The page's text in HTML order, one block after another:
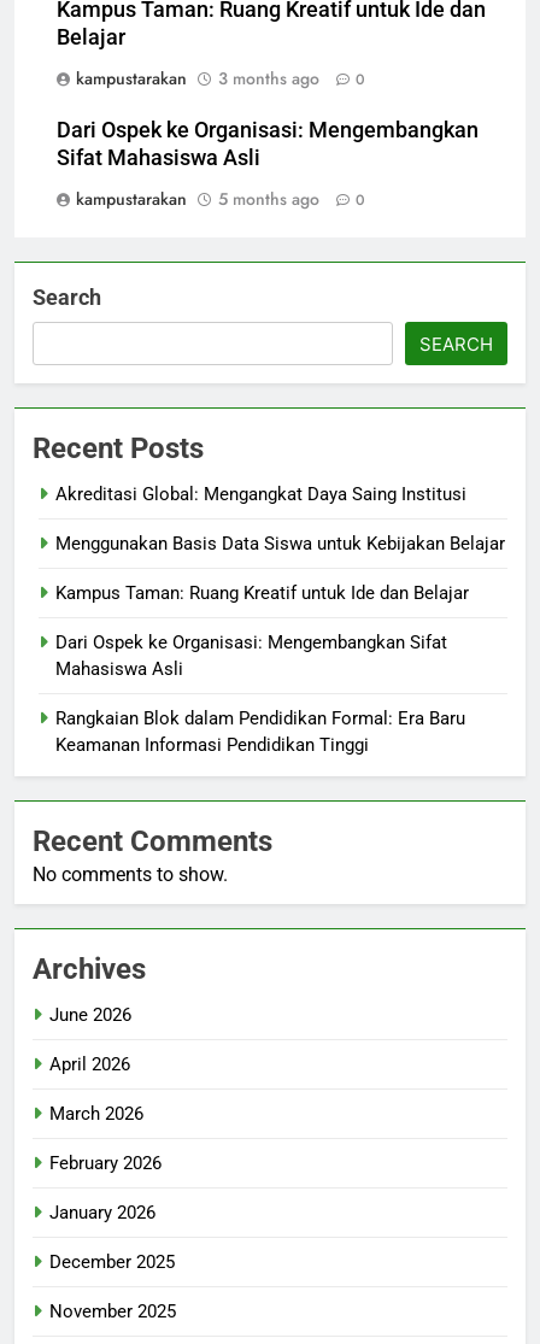
Kampus Taman: Ruang Kreatif untuk Ide dan
Belajar
kampustarakan
3 months ago 0
Dari Ospek ke Organisasi: Mengembangkan
Sifat Mahasiswa Asli
kampustarakan
5 months ago 0
Search
SEARCH
Recent Posts
Akreditasi Global: Mengangkat Daya Saing Institusi
Menggunakan Basis Data Siswa untuk Kebijakan Belajar
Kampus Taman: Ruang Kreatif untuk Ide dan Belajar
Dari Ospek ke Organisasi: Mengembangkan Sifat
Mahasiswa Asli
Rangkaian Blok dalam Pendidikan Formal: Era Baru
Keamanan Informasi Pendidikan Tinggi
Recent Comments
No comments to show.
Archives
June 2026
April 2026
March 2026
February 2026
January 2026
December 2025
November 2025